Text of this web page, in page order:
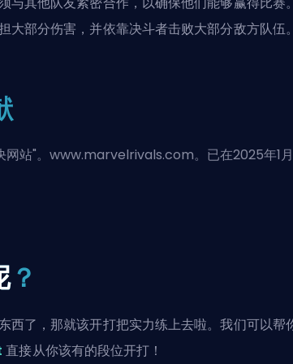
大部分伤害，并依靠决斗者击败大部分敌方队伍。
网站"。www.marvelrivals.com。已在2025年1
？
西了，那就该开打把实力练上去啦。我们可以帮
直接从你该有的段位开打！